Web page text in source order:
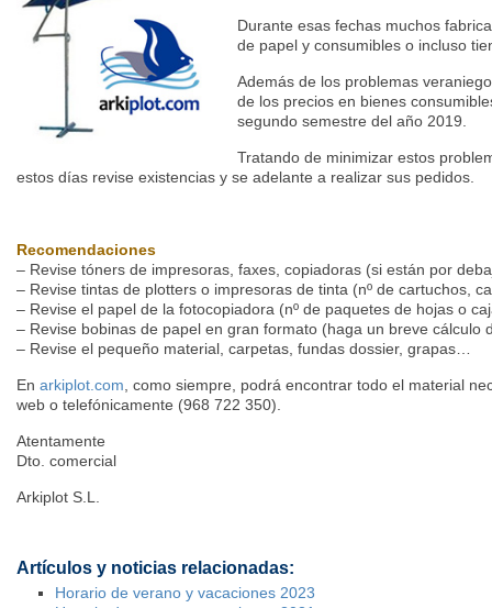
Durante esas fechas muchos
de papel y consumibles o incluso
Además de los problemas
de los precios en bienes
segundo semestre del año 2019.
Tratando de minimizar estos
estos días revise existencias y se adelante a realizar sus pedidos.
Recomendaciones
– Revise tóners de impresoras, faxes, copiadoras (si están por
– Revise tintas de plotters o impresoras de tinta (nº de cartuchos,
– Revise el papel de la fotocopiadora (nº de paquetes de hojas o
– Revise bobinas de papel en gran formato (haga un breve cálculo
– Revise el pequeño material, carpetas, fundas dossier, grapas…
En arkiplot.com, como siempre, podrá encontrar todo el material
web o telefónicamente (968 722 350).
Atentamente
Dto. comercial
Arkiplot S.L.
Artículos y noticias relacionadas:
Horario de verano y vacaciones 2023